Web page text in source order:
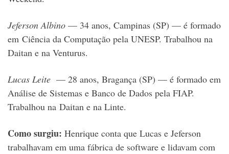
Jeferson Albino — 34 anos, Campinas (SP) — é formado
em Ciência da Computação pela UNESP. Trabalhou na
Daitan e na Venturus.
Lucas Leite — 28 anos, Bragança (SP) — é formado em
Análise de Sistemas e Banco de Dados pela FIAP.
Trabalhou na Daitan e na Linte.
Como surgiu: Henrique conta que Lucas e Jeferson
trabalhavam em uma fábrica de software e lidavam com